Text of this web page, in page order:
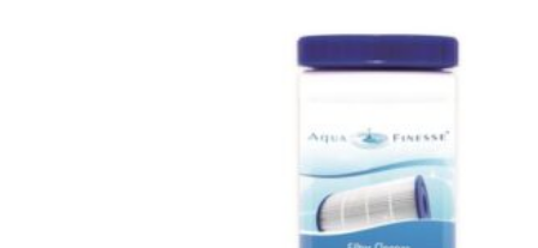
Deze
optie
gekozen
worden
op